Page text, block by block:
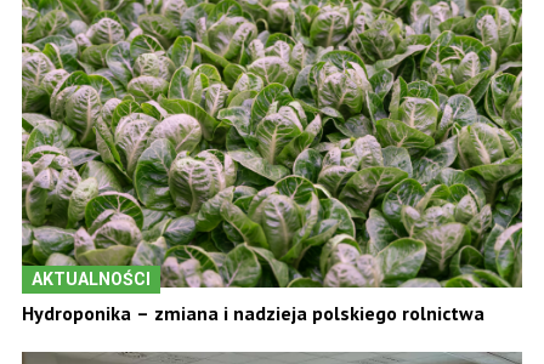
AKTUALNOŚCI
Hydroponika – zmiana i nadzieja polskiego rolnictwa